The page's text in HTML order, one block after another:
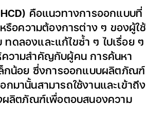
คือแนวทางการออกแบบที่
รือความต้องการต่าง ๆ ของผู้ใช้
ดลองและแก้ไขซ้ำ ๆ ไปเรื่อย ๆ
ความสำคัญกับผู้คน การค้นหา
กน้อย ซึ่งการออกแบบผลิตภัณฑ์
มานั้นสามารถใช้งานและเข้าถึง
ผลิตภัณฑ์เพื่อตอบสนองความ